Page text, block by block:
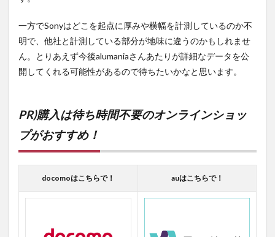
一方でSonyはどこを起点に厚みや横幅を計測しているのか不
明で、他社と計測している部分が地味に違うのかもしれませ
ん。とりあえず今後alumaniaさんあたりが詳細なデータを公
開してくれる可能性があるので待ちたいかなと思います。
PR)購入は待ち時間不要のオンラインショッ
プがおすすめ！
docomoはこちらで！ auはこちらで！